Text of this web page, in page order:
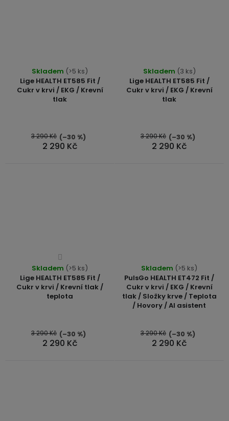
Lige HEALTH ET585 Fit /
Cukr v krvi / EKG / Krevní
tlak
Skladem (>5 ks)
2 290 Kč
3 290 Kč (–30 %)
Lige HEALTH ET585 Fit /
Cukr v krvi / EKG / Krevní
tlak
Skladem (3 ks)
2 290 Kč
3 290 Kč (–30 %)
Lige HEALTH ET585 Fit /
Cukr v krvi / Krevní tlak /
teplota
Průměrné
hodnocení
produktu
je
5
hvězdiček.
Skladem (>5 ks)
2 290 Kč
3 290 Kč (–30 %)
PulsGo HEALTH ET472 Fit /
Cukr v krvi / EKG / Krevní
tlak / Složky krve / Teplota
/ Hovory / AI asistent
hodnocení
produktu
je
5,0
5
hvězdiček.
Skladem (>5 ks)
2 290 Kč
3 290 Kč (–30 %)